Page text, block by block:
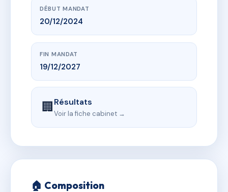
DÉBUT MANDAT
20/12/2024
FIN MANDAT
19/12/2027
🏢Résultats
Voir la fiche cabinet →
🏠 Composition